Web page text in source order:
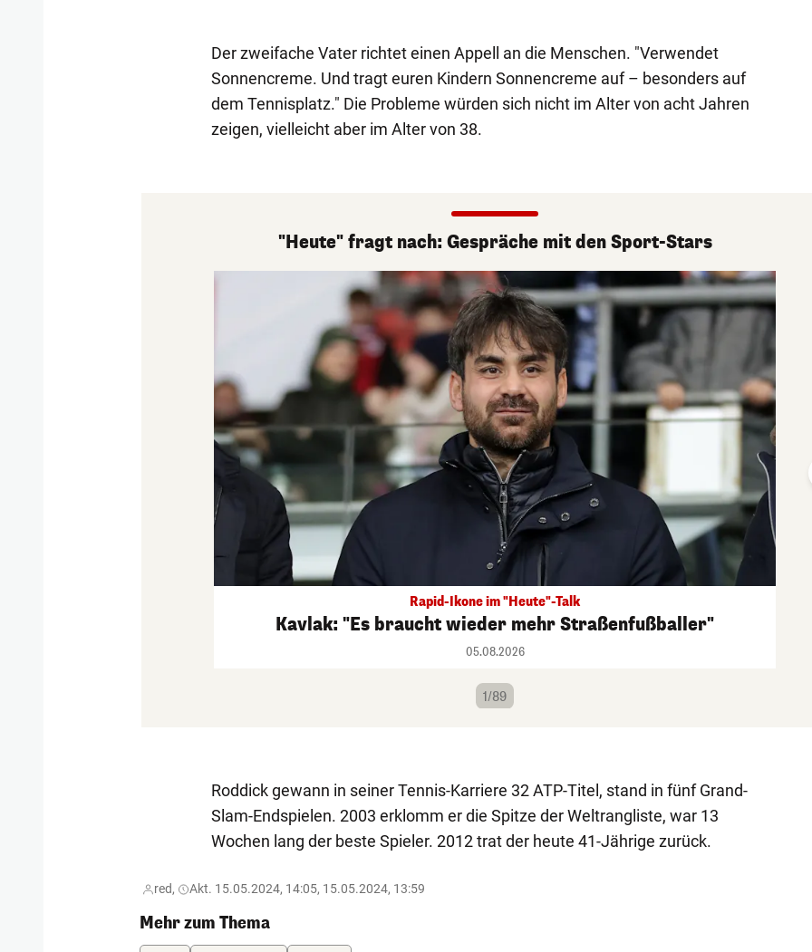
Der zweifache Vater richtet einen Appell an die Menschen. "Verwendet
Sonnencreme. Und tragt euren Kindern Sonnencreme auf – besonders auf
dem Tennisplatz." Die Probleme würden sich nicht im Alter von acht Jahren
zeigen, vielleicht aber im Alter von 38.
"Heute" fragt nach: Gespräche mit den Sport-Stars
Rapid-Ikone im "Heute"-Talk
Kavlak: "Es braucht wieder mehr Straßenfußballer"
05.08.2026
1/89
Roddick gewann in seiner Tennis-Karriere 32 ATP-Titel, stand in fünf Grand-
Slam-Endspielen. 2003 erklomm er die Spitze der Weltrangliste, war 13
Wochen lang der beste Spieler. 2012 trat der heute 41-Jährige zurück.
red, Akt. 15.05.2024, 14:05, 15.05.2024, 13:59
Mehr zum Thema